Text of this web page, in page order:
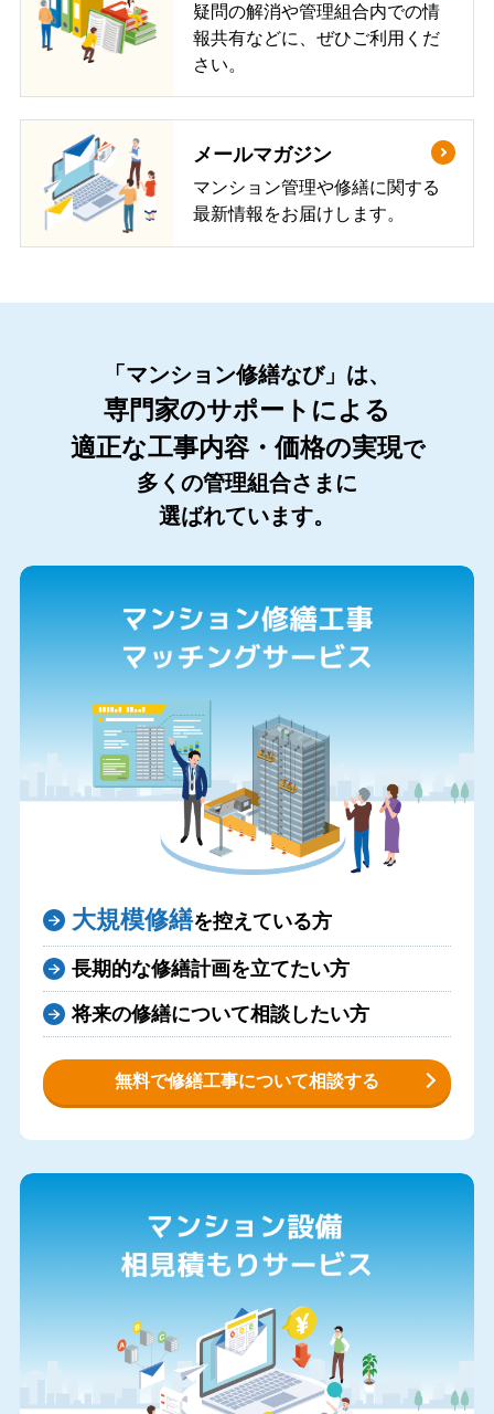
疑問の解消や管理組合内での情
報共有などに、ぜひご利用くだ
さい。
メールマガジン
マンション管理や修繕に関する
最新情報をお届けします。
「マンション修繕なび」は、
専門家のサポートによる
適正な工事内容・価格の実現で
多くの管理組合さまに
選ばれています。
大規模修繕を控えている方
長期的な修繕計画を立てたい方
将来の修繕について相談したい方
無料で修繕工事について相談する